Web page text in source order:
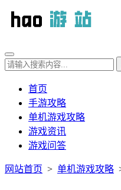
首页
手游攻略
单机游戏攻略
游戏资讯
游戏问答
网站首页 > 单机游戏攻略